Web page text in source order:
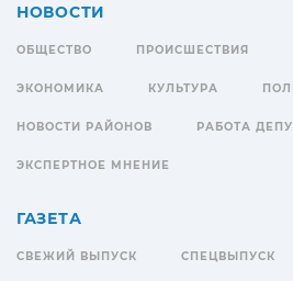
НОВОСТИ
ОБЩЕСТВО ПРОИСШЕСТВИЯ
ЭКОНОМИКА КУЛЬТУРА
НОВОСТИ РАЙОНОВ РАБОТА
ЭКСПЕРТНОЕ МНЕНИЕ
ГАЗЕТА
СВЕЖИЙ ВЫПУСК СПЕЦВЫПУСК